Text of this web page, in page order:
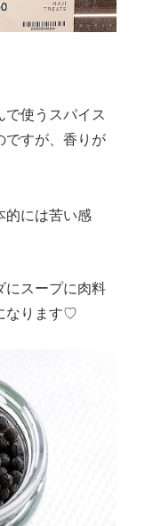
で使うスパイス
ですが、香りが
的には苦い感
にスープに肉料
なります♡